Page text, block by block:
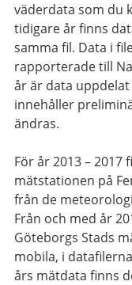
väderdata som du
tidigare år finns
samma fil. Data i
rapporterade till
år är data
innehåller
ändras.
För år 2013 –
mätstationen på
från de
Från och med år
Göteborgs Stads
mobila, i
års mätdata finns